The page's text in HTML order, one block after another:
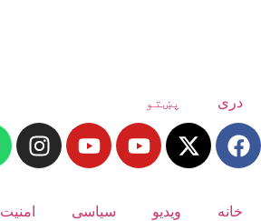
دری پښتو
خانه ویدیو سیاسی امنیت